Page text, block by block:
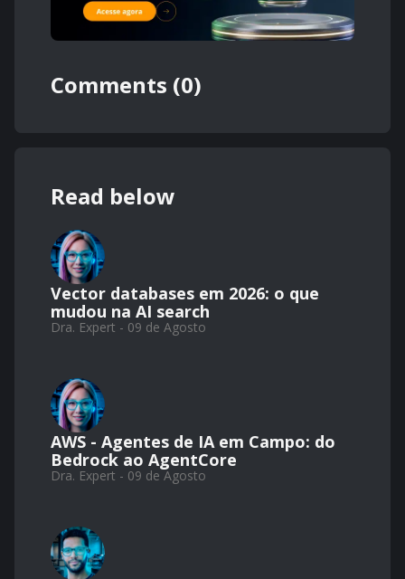
Comments (0)
Read below
Vector databases em 2026: o que
mudou na AI search
Dra. Expert - 09 de Agosto
AWS - Agentes de IA em Campo: do
Bedrock ao AgentCore
Dra. Expert - 09 de Agosto